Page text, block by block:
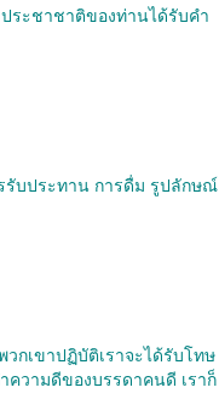
รับประทาน การดื่ม รูปลักษณ์
กเขาปฏิบัติเราจะได้รับโทษ
วามดีของบรรดาคนดี เราก็